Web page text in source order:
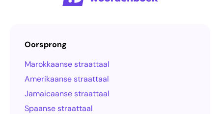
Oorsprong
Marokkaanse straattaal
Amerikaanse straattaal
Jamaicaanse straattaal
Spaanse straattaal